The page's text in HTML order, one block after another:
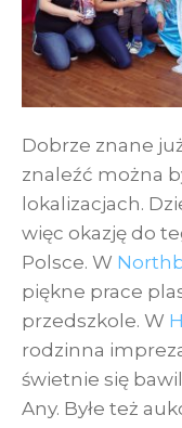
Dobrze znane
znaleźć można
lokalizacjach.
więc okazję do
Polsce. W
piękne prace
przedszkole. W
rodzinna
świetnie się
Any. Byłe też